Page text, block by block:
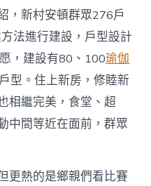
，新村安頓群眾276戶
法進行建設，戶型設計
，建設有80、100瑜伽
型。住上新房，修睦新
相繼完美，食堂、超
中間等近在面前，群眾
更熱的是鄉親們看比賽